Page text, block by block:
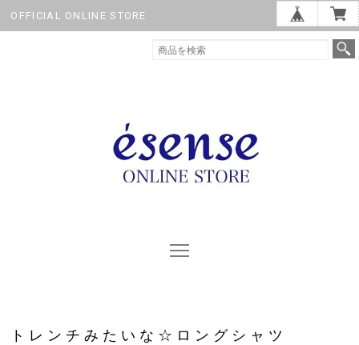
OFFICIAL ONLINE STORE
トレンチみたいな☆ロングシャツ